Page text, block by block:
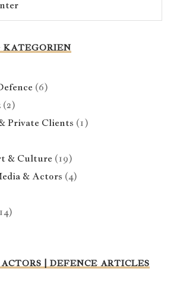
KATEGORIEN
(6)
(2)
Private Clients (1)
& Culture (19)
& Actors (4)
| DEFENCE ARTICLES